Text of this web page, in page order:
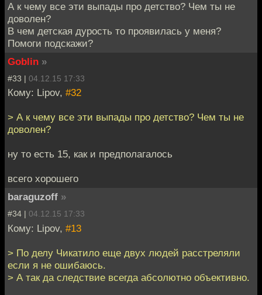
А к чему все эти выпады про детство? Чем ты не
доволен?
В чем детская дурость то проявилась у меня?
Помоги подскажи?
Goblin »
#33 | 04.12.15 17:33
Кому: Lipov, #32
> А к чему все эти выпады про детство? Чем ты не
доволен?
ну то есть 15, как и предполагалось
всего хорошего
baraguzoff »
#34 | 04.12.15 17:33
Кому: Lipov, #13
> По делу Чикатило еще двух людей расстреляли
если я не ошибаюсь.
> А так да следствие всегда абсолютно объективно.